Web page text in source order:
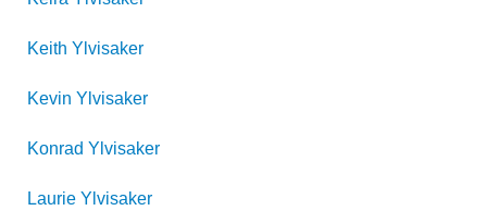
Keith Ylvisaker
Kevin Ylvisaker
Konrad Ylvisaker
Laurie Ylvisaker